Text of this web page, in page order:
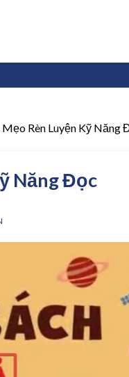
Mẹo Rèn Luyện Kỹ Năng
Năng Đọc